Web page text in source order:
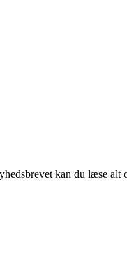
kan du læse alt